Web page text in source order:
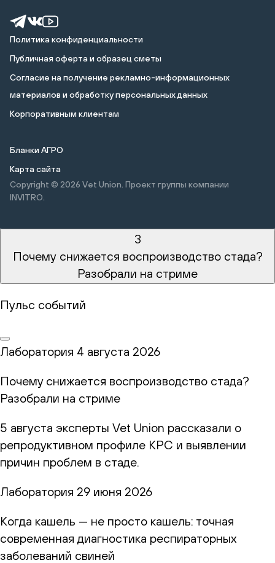
Политика конфиденциальности
Публичная оферта и образец сметы
Cогласие на получение рекламно-информационных
материалов и обработку персональных данных
Корпоративным клиентам
Бланки АГРО
Карта сайта
Copyright © 2026 Vet Union. Проект группы компании
INVITRO.
3
Почему снижается воспроизводство стада?
Разобрали на стриме
Пульс событий
Лаборатория 4 августа 2026
Почему снижается воспроизводство стада?
Разобрали на стриме
5 августа эксперты Vet Union рассказали о
репродуктивном профиле КРС и выявлении
причин проблем в стаде.
Лаборатория 29 июня 2026
Когда кашель — не просто кашель: точная
современная диагностика респираторных
заболеваний свиней